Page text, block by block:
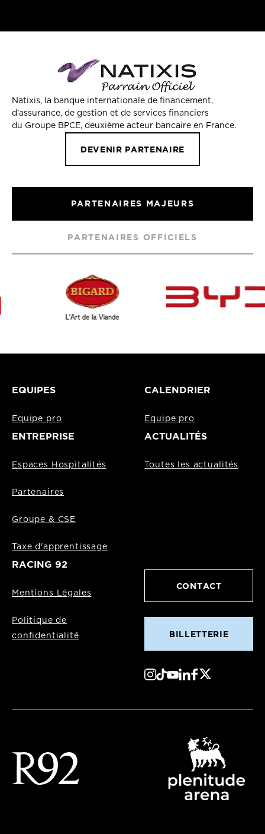
Natixis, la banque internationale de financement,
d’assurance, de gestion et de services financiers
du Groupe BPCE, deuxième acteur bancaire en France.
DEVENIR PARTENAIRE
PARTENAIRES MAJEURS
PARTENAIRES OFFICIELS
EQUIPES
Equipe pro
CALENDRIER
Equipe pro
ENTREPRISE
Espaces Hospitalités
Partenaires
Groupe & CSE
Taxe d'apprentissage
ACTUALITÉS
Toutes les actualités
RACING 92
Mentions Légales
Politique de
confidentialité
CONTACT
BILLETTERIE